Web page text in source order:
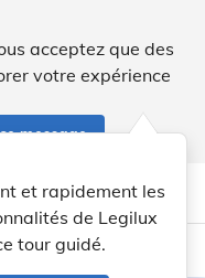
acceptez que des
votre expérience
message
Aide
et rapidement les
de Legilux
tour guidé.
light_mode dark_mode